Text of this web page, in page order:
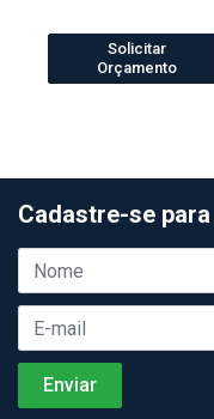
Solicitar
Orçamento
Cadastre-se